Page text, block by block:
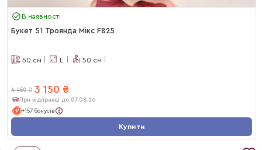
В наявності
Букет 51 Троянда Мікс F825
50 см L 50 см
4 450 ₴ 3 150 ₴
При відправці до 07.08.26
+157 бонусів
Купити